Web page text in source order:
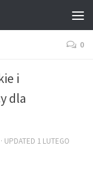
0
i
dla
· UPDATED 1 LUTEGO